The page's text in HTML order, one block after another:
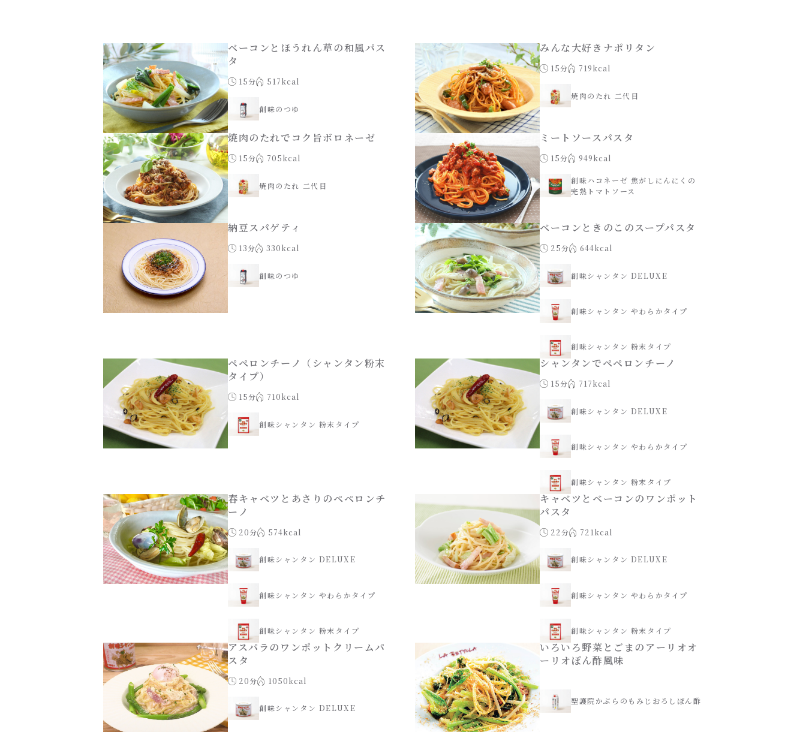
ベーコンとほうれん草の和風パス
タ
15分 517kcal
創味のつゆ
みんな大好きナポリタン
15分 719kcal
焼肉のたれ 二代目
焼肉のたれでコク旨ボロネーゼ
15分 705kcal
焼肉のたれ 二代目
ミートソースパスタ
15分 949kcal
創味ハコネーゼ 焦がしにんにくの
完熟トマトソース
納豆スパゲティ
13分 330kcal
創味のつゆ
ベーコンときのこのスープパスタ
25分 644kcal
創味シャンタン DELUXE
創味シャンタン やわらかタイプ
創味シャンタン 粉末タイプ
ペペロンチーノ（シャンタン粉末
タイプ）
15分 710kcal
創味シャンタン 粉末タイプ
シャンタンでペペロンチーノ
15分 717kcal
創味シャンタン DELUXE
創味シャンタン やわらかタイプ
創味シャンタン 粉末タイプ
春キャベツとあさりのペペロンチ
ーノ
20分 574kcal
創味シャンタン DELUXE
創味シャンタン やわらかタイプ
創味シャンタン 粉末タイプ
キャベツとベーコンのワンポット
パスタ
22分 721kcal
創味シャンタン DELUXE
創味シャンタン やわらかタイプ
創味シャンタン 粉末タイプ
アスパラのワンポットクリームパ
スタ
20分 1050kcal
創味シャンタン DELUXE
いろいろ野菜とごまのアーリオオ
ーリオぽん酢風味
聖護院かぶらのもみじおろしぽん酢